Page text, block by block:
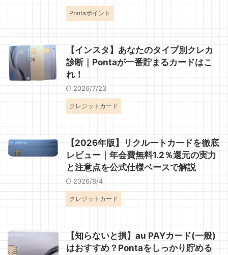
Pontaポイント
【インスタ】あなたのタイプ別クレカ
診断｜Pontaが一番貯まるカードはこ
れ！
2026/7/23
クレジットカード
【2026年版】リクルートカードを徹底
レビュー｜年会費無料1.2％還元の実力
と注意点を公式仕様ベースで解説
2026/8/4
クレジットカード
【知らないと損】au PAYカード(一般)
はおすすめ？Pontaをしっかり貯める